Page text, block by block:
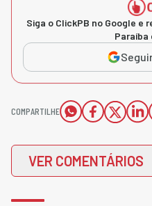
Siga o ClickPB no Google e
Paraíba
COMPARTILHE
VER COMENTÁRIOS